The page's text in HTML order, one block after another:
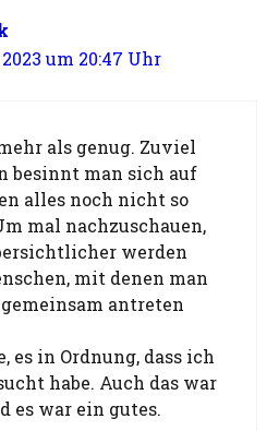
um 20:47 Uhr
als genug. Zuviel
besinnt man sich auf
alles noch nicht so
mal nachzuschauen,
werden
mit denen man
antreten
es in Ordnung, dass ich
habe. Auch das war
es war ein gutes.